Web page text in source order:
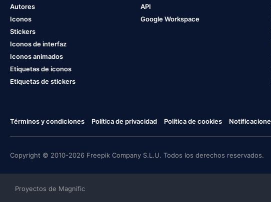
Autores
Iconos
Stickers
Iconos de interfaz
Iconos animados
Etiquetas de iconos
Etiquetas de stickers
API
Google Workspace
Términos y condiciones Política de privacidad Política de cookies
Copyright © 2010-2026 Freepik Company S.L.U. Todos los derechos reservados.
Proyectos de Magnific